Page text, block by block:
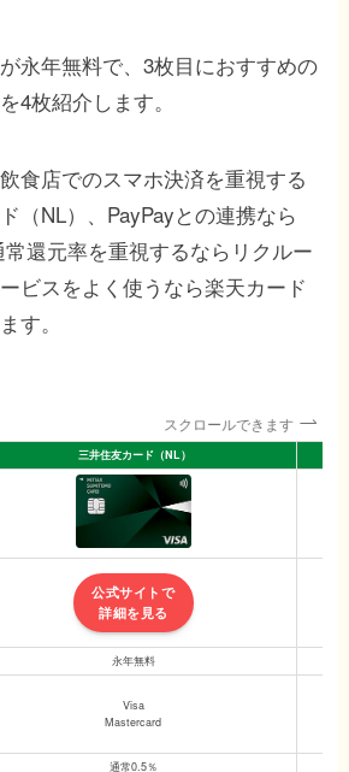
永年無料で、3枚目におすすめの
4枚紹介します。
食店でのスマホ決済を重視する
（NL）、PayPayとの連携なら
還元率を重視するならリクルー
ビスをよく使うなら楽天カード
す。
スクロールできます
三井住友カード（NL）
公式サイトで
詳細を見る
永年無料
Visa
Mastercard
通常0.5％